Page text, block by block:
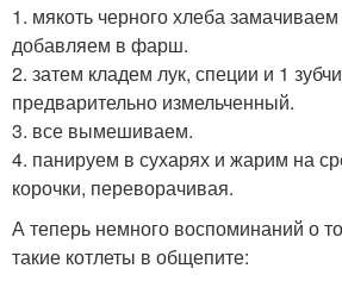
1. мякоть черного хлеба
добавляем в фарш.
2. затем кладем лук, специи и 1
предварительно измельченный.
3. все вымешиваем.
4. панируем в сухарях и жарим на
корочки, переворачивая.
А теперь немного воспоминаний о
такие котлеты в общепите: